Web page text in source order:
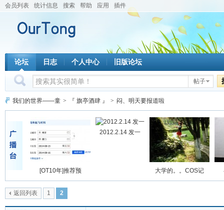
会员列表 统计信息 搜索 帮助 应用 插件
论坛 日志 个人中心 旧版论坛
帖子
我们的世界——童 > 『 旗亭酒肆 』 > 闷、明天要报道啦
[OT10年]推荐预
2012.2.14 发一
大学的。。COS记
返回列表 1 2